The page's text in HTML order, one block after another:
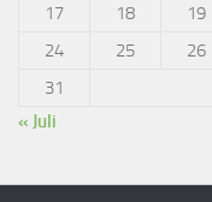
17
18 19
24
25 26
31
« Juli